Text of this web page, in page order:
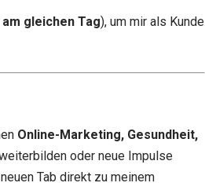
gleichen Tag), um mir als Kunde
Online-Marketing, Gesundheit,
oder neue Impulse
Tab direkt zu meinem